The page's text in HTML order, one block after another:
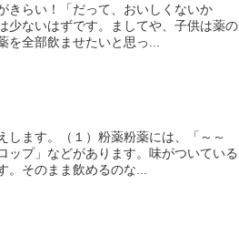
きらい！「だって、おいしくないか
少ないはずです。ましてや、子供は薬の
全部飲ませたいと思っ...
します。（１）粉薬粉薬には、「～～
ップ」などがあります。味がついている
。そのまま飲めるのな...